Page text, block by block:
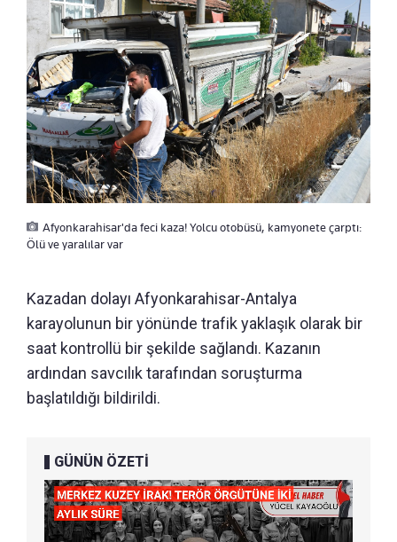
Afyonkarahisar'da feci kaza! Yolcu otobüsü, kamyonete çarptı:
Ölü ve yaralılar var
Kazadan dolayı Afyonkarahisar-Antalya
karayolunun bir yönünde trafik yaklaşık olarak bir
saat kontrollü bir şekilde sağlandı. Kazanın
ardından savcılık tarafından soruşturma
başlatıldığı bildirildi.
GÜNÜN ÖZETİ